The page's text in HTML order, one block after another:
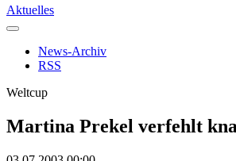
Aktuelles
News-Archiv
RSS
Weltcup
Martina Prekel verfehlt